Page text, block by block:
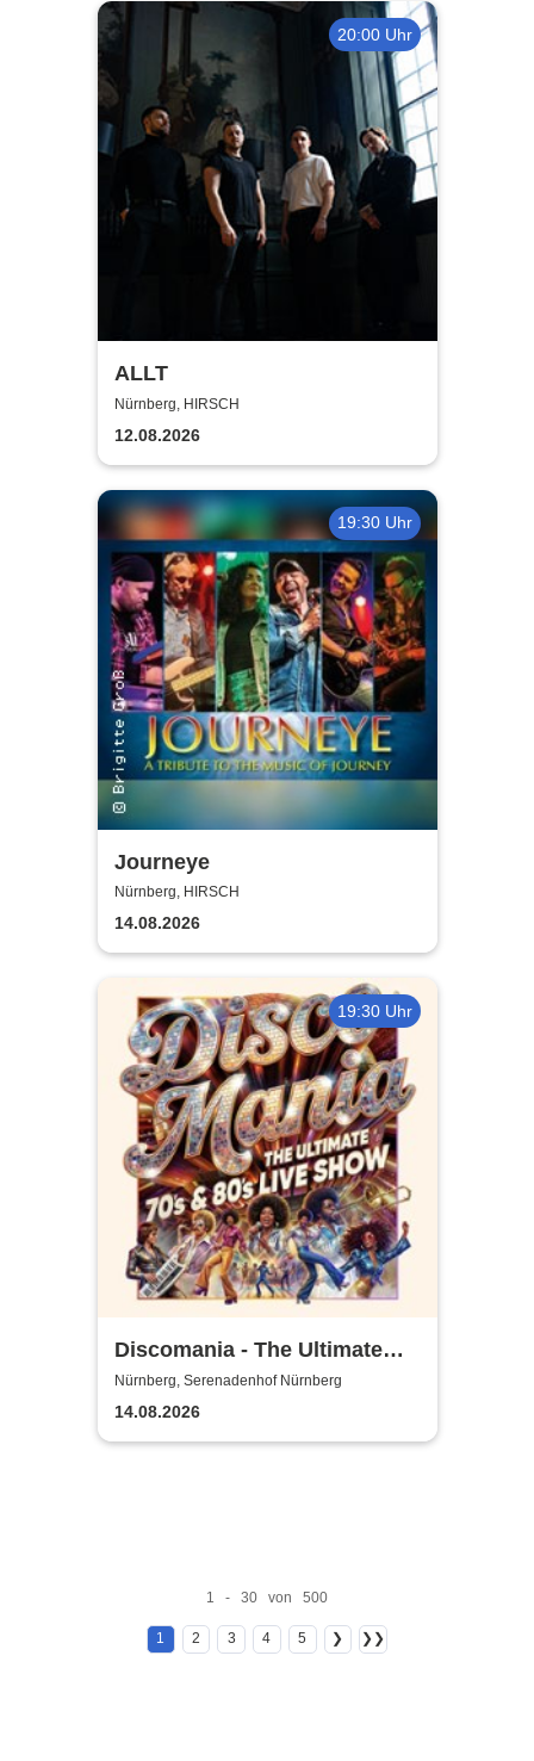
20:00 Uhr
ALLT
Nürnberg, HIRSCH
12.08.2026
19:30 Uhr
Journeye
Nürnberg, HIRSCH
14.08.2026
19:30 Uhr
Discomania - The Ultimate
70s & 80s Live Show
Nürnberg, Serenadenhof Nürnberg
14.08.2026
1 - 30 von 500
1 2 3 4 5 ❯ ❯❯